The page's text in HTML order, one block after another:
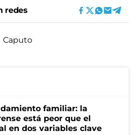
redes
Caputo
familiar: la
está peor que el
en dos variables clave